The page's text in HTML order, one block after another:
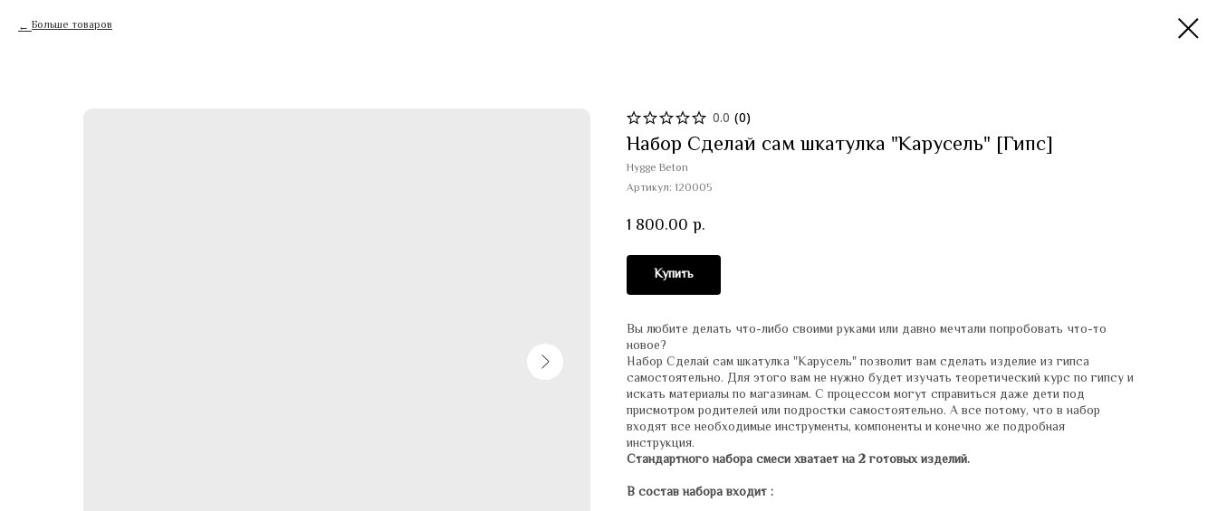
Больше товаров
0.0 (0)
Набор Сделай сам шкатулка "Карусель" [Гипс]
Hygge Beton
Артикул: 120005
1 800.00 р.
Купить
Вы любите делать что-либо своими руками или давно мечтали попробовать что-то
новое?
Набор Сделай сам шкатулка "Карусель" позволит вам сделать изделие из гипса
самостоятельно. Для этого вам не нужно будет изучать теоретический курс по гипсу и
искать материалы по магазинам. С процессом могут справиться даже дети под
присмотром родителей или подростки самостоятельно. А все потому, что в набор
входят все необходимые инструменты, компоненты и конечно же подробная
инструкция.
Стандартного набора смеси хватает на 2 готовых изделий.
В состав набора входит :